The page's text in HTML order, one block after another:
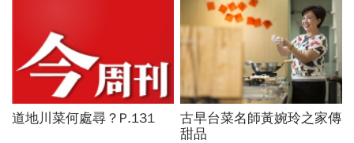
道地川菜何處尋？P.131
古早台菜名師黃婉玲之家傳
甜品